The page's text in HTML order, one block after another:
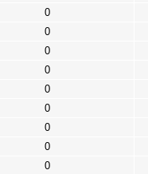
0
0
0
0
0
0
0
0
0